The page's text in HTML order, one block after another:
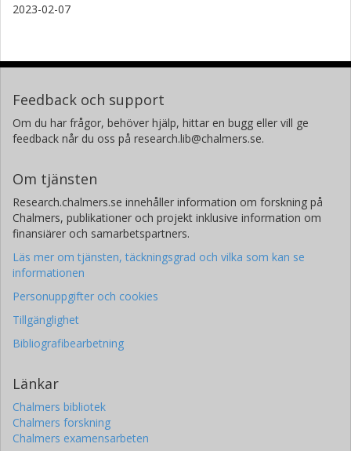
2023-02-07
Feedback och support
Om du har frågor, behöver hjälp, hittar en bugg eller vill ge
feedback når du oss på research.lib@chalmers.se.
Om tjänsten
Research.chalmers.se innehåller information om forskning på
Chalmers, publikationer och projekt inklusive information om
finansiärer och samarbetspartners.
Läs mer om tjänsten, täckningsgrad och vilka som kan se
informationen
Personuppgifter och cookies
Tillgänglighet
Bibliografibearbetning
Länkar
Chalmers bibliotek
Chalmers forskning
Chalmers examensarbeten